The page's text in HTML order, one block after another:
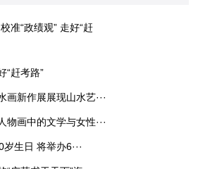
准“政绩观” 走好“赶
“赶考路”
新作展展现山水艺···
画中的文学与女性···
生日 将举办6···